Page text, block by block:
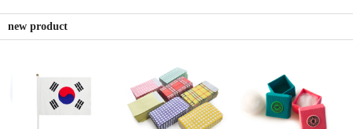
new product